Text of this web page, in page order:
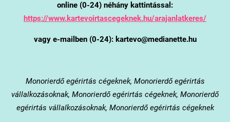
online (0-24) néhány kattintással:
https://www.kartevoirtascegeknek.hu/arajanlatkeres/
vagy e-mailben (0-24): kartevo@medianette.hu
Monorierdőegérirtás cégeknek, Monorierdő egérirtás
vállalkozásoknak, Monorierdő egérirtás cégeknek, Monorierdő
egérirtás vállalkozásoknak, Monorierdő egérirtás cégeknek